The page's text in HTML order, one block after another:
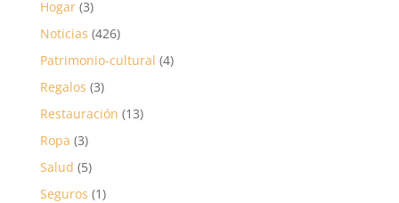
Hogar(3)
Noticias (426)
Patrimonio-cultural (4)
Regalos (3)
Restauración (13)
Ropa (3)
Salud (5)
Seguros (1)